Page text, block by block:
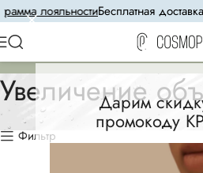
Дарим
промокоду
лояльностиБесплатная
Увеличение
Фильтр